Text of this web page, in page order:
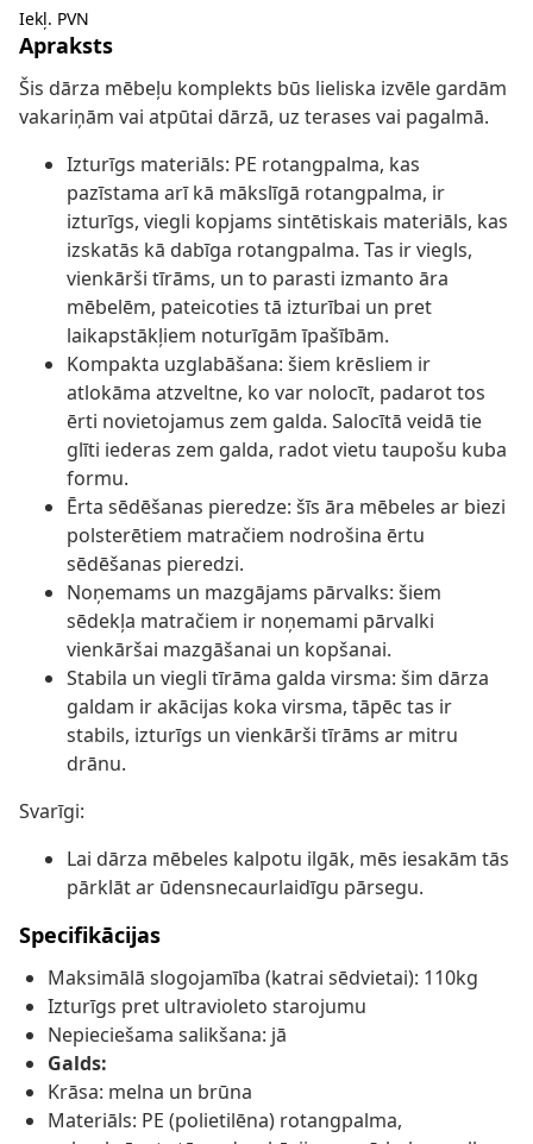
Iekļ. PVN
Apraksts
Šis dārza mēbeļu komplekts būs lieliska izvēle gardām
vakariņām vai atpūtai dārzā, uz terases vai pagalmā.
Izturīgs materiāls: PE rotangpalma, kas
pazīstama arī kā mākslīgā rotangpalma, ir
izturīgs, viegli kopjams sintētiskais materiāls, kas
izskatās kā dabīga rotangpalma. Tas ir viegls,
vienkārši tīrāms, un to parasti izmanto āra
mēbelēm, pateicoties tā izturībai un pret
laikapstākļiem noturīgām īpašībām.
Kompakta uzglabāšana: šiem krēsliem ir
atlokāma atzveltne, ko var nolocīt, padarot tos
ērti novietojamus zem galda. Salocītā veidā tie
glīti iederas zem galda, radot vietu taupošu kuba
formu.
Ērta sēdēšanas pieredze: šīs āra mēbeles ar biezi
polsterētiem matračiem nodrošina ērtu
sēdēšanas pieredzi.
Noņemams un mazgājams pārvalks: šiem
sēdekļa matračiem ir noņemami pārvalki
vienkāršai mazgāšanai un kopšanai.
Stabila un viegli tīrāma galda virsma: šim dārza
galdam ir akācijas koka virsma, tāpēc tas ir
stabils, izturīgs un vienkārši tīrāms ar mitru
drānu.
Svarīgi:
Lai dārza mēbeles kalpotu ilgāk, mēs iesakām tās
pārklāt ar ūdensnecaurlaidīgu pārsegu.
Specifikācijas
Maksimālā slogojamība (katrai sēdvietai): 110kg
Izturīgs pret ultravioleto starojumu
Nepieciešama salikšana: jā
Galds:
Krāsa: melna un brūna
Materiāls: PE (polietilēna) rotangpalma,